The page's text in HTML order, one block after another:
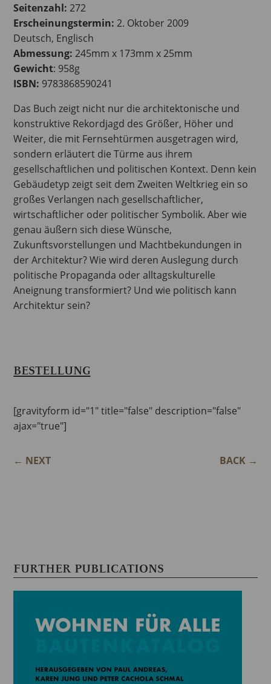
Seitenzahl: 272
Erscheinungstermin: 2. Oktober 2009
Deutsch, Englisch
Abmessung: 245mm x 173mm x 25mm
Gewicht: 958g
ISBN: 9783868590241
Das Buch zeigt nicht nur die architektonische und
konstruktive Rekordjagd des Größer, Höher und
Weiter, die mit Fernsehtürmen ausgetragen wird,
sondern erläutert die Türme aus ihrem
gesellschaftlichen und politischen Kontext. Denn kein
Gebäudetyp zeigt seit dem Zweiten Weltkrieg ein so
großesVerlangen nach gesellschaftlicher,
wirtschaftlicher oder politischer Symbolik. Aber wie
genau äußern sich diese Wünsche,
Zukunftsvorstellungen und Machtbekundungen in
der Architektur? Wie wird deren Auslegung durch
politische Propaganda oder alltagskulturelle
Aneignung transformiert? Und wie politisch kann
Architektur sein?
BESTELLUNG
[gravityform id="1" title="false" description="false"
ajax="true"]
← NEXT BACK→
FURTHER PUBLICATIONS